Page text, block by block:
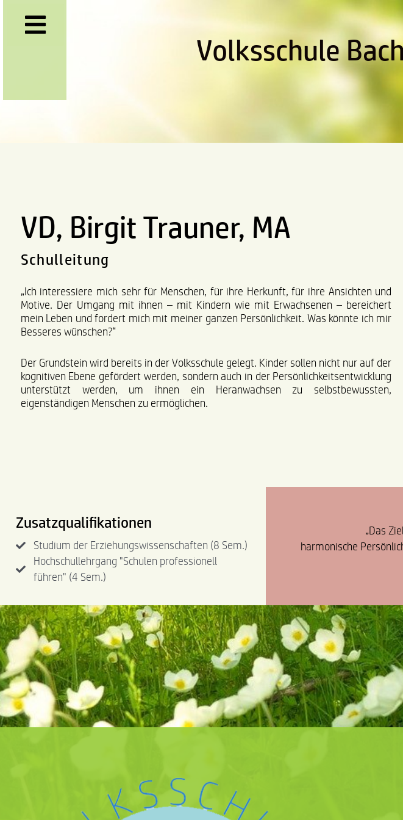
Volksschule
VD, Birgit Trauner, MA
Schulleitung
„Ich interessiere mich sehr für Menschen, für ihre Herkunft, für ihre Ansichten und
Motive. Der Umgang mit ihnen – mit Kindern wie mit Erwachsenen – bereichert
mein Leben und fordert mich mit meiner ganzen Persönlichkeit. Was könnte ich mir
Besseres wünschen?“
Der Grundstein wird bereits in der Volksschule gelegt. Kinder sollen nicht nur auf der
kognitiven Ebene gefördert werden, sondern auch in der Persönlichkeitsentwicklung
unterstützt werden, um ihnen ein Heranwachsen zu selbstbewussten,
eigenständigen Menschen zu ermöglichen.
Zusatzqualifikationen
Studium der Erziehungswissenschaften (8 Sem.)
Hochschullehrgang "Schulen professionell
führen" (4 Sem.)
„Das
harmonische